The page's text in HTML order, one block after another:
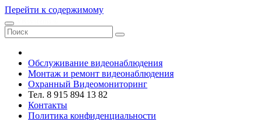
Перейти к содержимому
Обслуживание видеонаблюдения
Монтаж и ремонт видеонаблюдения
Охранный Видеомониторинг
Тел. 8 915 894 13 82
Контакты
Политика конфиденциальности